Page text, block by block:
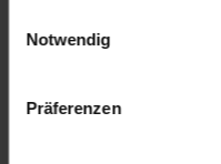
Notwendig
Präferenzen
Artikelnummer:
EAN: 6941812783955
Luftbefeuchter